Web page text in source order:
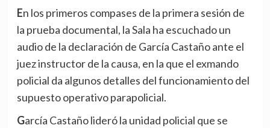
En los primeros compases de la primera sesión de
la prueba documental, la Sala ha escuchado un
audio de la declaración de García Castaño ante el
juez instructor de la causa, en la que el exmando
policial da algunos detalles del funcionamiento del
supuesto operativo parapolicial.
García Castaño lideró la unidad policial que se